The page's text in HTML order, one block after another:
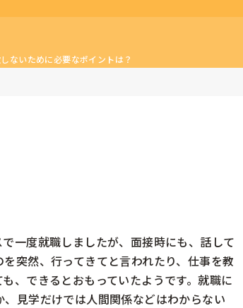
ないために必要なポイントは？
一度就職しましたが、面接時にも、話して
突然、行ってきてと言われたり、仕事を教
、できるとおもっていたようです。就職に
見学だけでは人間関係などはわからない